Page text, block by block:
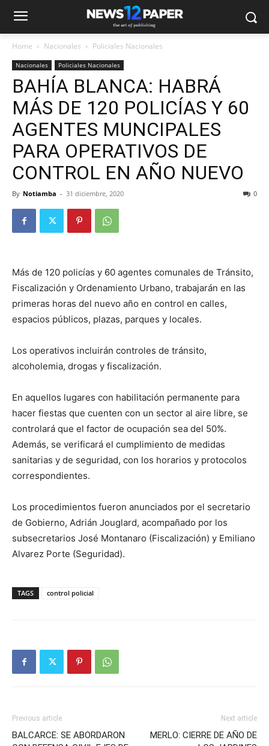
Home Nacionales Policiales Nacionales
Nacionales Policiales Nacionales
BAHÍA BLANCA: HABRÁ
MÁS DE 120 POLICÍAS Y 60
AGENTES MUNCIPALES
PARA OPERATIVOS DE
CONTROL EN AÑO NUEVO
By Notiamba - 31 diciembre, 2020 0
Más de 120 policías y 60 agentes comunales de Tránsito,
Fiscalización y Ordenamiento Urbano, trabajarán en las
primeras horas del nuevo año en control en calles,
espacios públicos, plazas, parques y locales.
Los operativos incluirán controles de tránsito,
alcoholemia, drogas y fiscalización.
En aquellos lugares con habilitación permanente para
hacer fiestas que cuenten con un sector al aire libre, se
controlará que el factor de ocupación sea del 50%.
Además, se verificará el cumplimiento de medidas
sanitarias y de seguridad, con los horarios y protocolos
correspondientes.
Los procedimientos fueron anunciados por el secretario
de Gobierno, Adrián Jouglard, acompañado por los
subsecretarios José Montanaro (Fiscalización) y Emiliano
Alvarez Porte (Seguridad).
TAGS control policial
Previous article
BALCARCE: SE ABORDARON
Next article
MERLO: CIERRE DE AÑO DE